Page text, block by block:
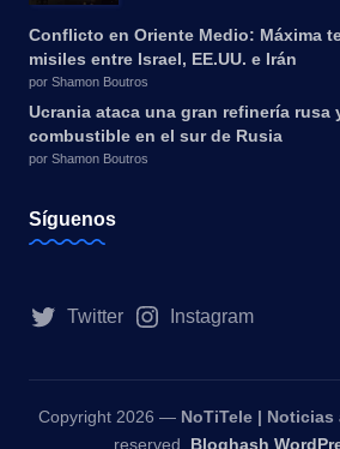
Conflicto en Oriente Medio: Máxima
misiles entre Israel, EE.UU. e Irán
por Shamon Boutros
Ucrania ataca una gran refinería rusa
combustible en el sur de Rusia
por Shamon Boutros
Síguenos
Twitter Instagram
Copyright 2026 — NoTiTele |
reserved. Bloghash